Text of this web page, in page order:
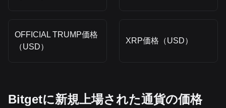
OFFICIAL TRUMP価格
（USD）
XRP価格（USD）
Bitgetに新規上場された通貨の価格